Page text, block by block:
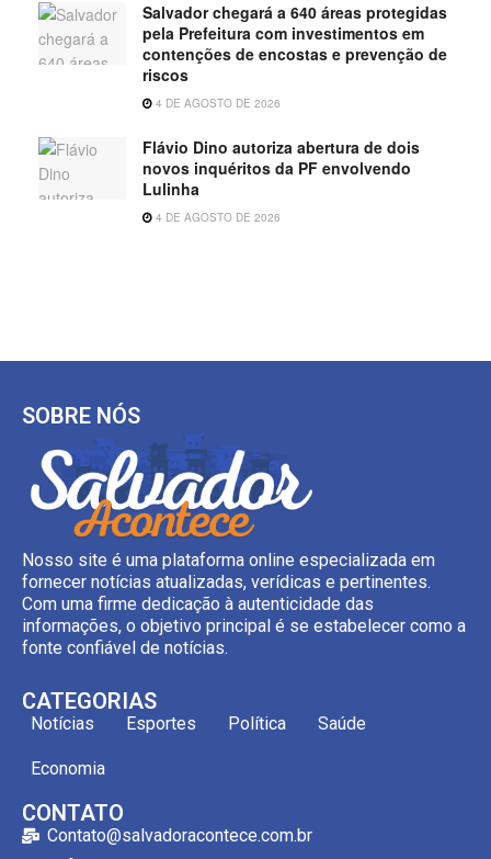
Salvador chegará a 640 áreas protegidas
pela Prefeitura com investimentos em
contenções de encostas e prevenção de
riscos
4 DE AGOSTO DE 2026
Flávio Dino autoriza abertura de dois
novos inquéritos da PF envolvendo
Lulinha
4 DE AGOSTO DE 2026
SOBRE NÓS
Nosso site é uma plataforma online especializada em
fornecer notícias atualizadas, verídicas e pertinentes.
Com uma firme dedicação à autenticidade das
informações, o objetivo principal é se estabelecer como a
fonte confiável de notícias.
CATEGORIAS
Notícias Esportes Política Saúde
Economia
CONTATO
Contato@salvadoracontece.com.br